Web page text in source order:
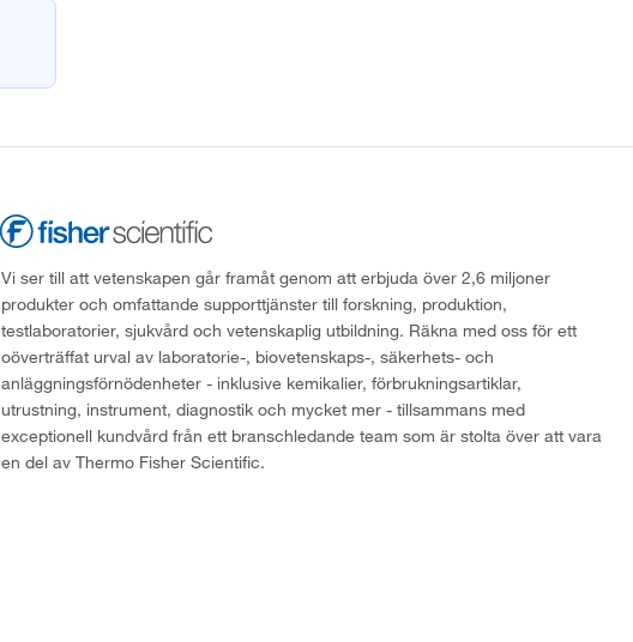
Vi ser till att vetenskapen går framåt genom att erbjuda över 2,6 miljoner
produkter och omfattande supporttjänster till forskning, produktion,
testlaboratorier, sjukvård och vetenskaplig utbildning. Räkna med oss för ett
oöverträffat urval av laboratorie-, biovetenskaps-, säkerhets- och
anläggningsförnödenheter - inklusive kemikalier, förbrukningsartiklar,
utrustning, instrument, diagnostik och mycket mer - tillsammans med
exceptionell kundvård från ett branschledande team som är stolta över att vara
en del av Thermo Fisher Scientific.